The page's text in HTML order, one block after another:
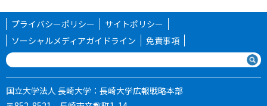
プライバシーポリシー
サイトポリシー
ソーシャルメディアガイドライン
免責事項
国立大学法人 長崎大学：長崎大学広報戦略本部